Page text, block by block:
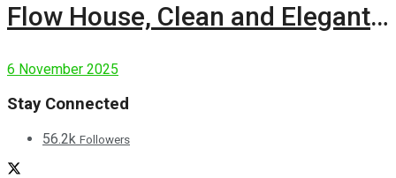
Flow House, Clean and Elegant
6 November 2025
Stay Connected
56.2k Followers